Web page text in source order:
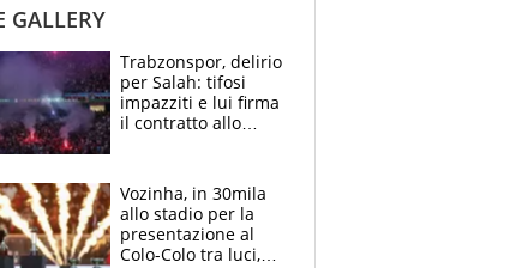
GALLERY
Trabzonspor, delirio
per Salah: tifosi
impazziti e lui firma
il contratto allo
Vozinha, in 30mila
allo stadio per la
presentazione al
Colo-Colo tra luci,